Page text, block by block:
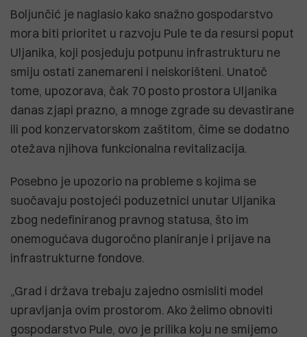
Boljunčić je naglasio kako snažno gospodarstvo
mora biti prioritet u razvoju Pule te da resursi poput
Uljanika, koji posjeduju potpunu infrastrukturu ne
smiju ostati zanemareni i neiskorišteni. Unatoč
tome, upozorava, čak 70 posto prostora Uljanika
danas zjapi prazno, a mnoge zgrade su devastirane
ili pod konzervatorskom zaštitom, čime se dodatno
otežava njihova funkcionalna revitalizacija.
Posebno je upozorio na probleme s kojima se
suočavaju postojeći poduzetnici unutar Uljanika
zbog nedefiniranog pravnog statusa, što im
onemogućava dugoročno planiranje i prijave na
infrastrukturne fondove.
„Grad i država trebaju zajedno osmisliti model
upravljanja ovim prostorom. Ako želimo obnoviti
gospodarstvo Pule, ovo je prilika koju ne smijemo